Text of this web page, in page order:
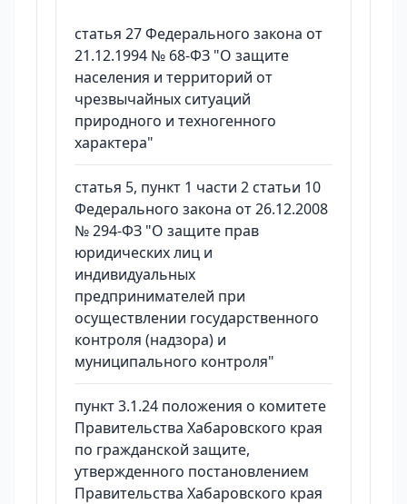
статья 27 Федерального закона от
21.12.1994 № 68-ФЗ "О защите
населения и территорий от
чрезвычайных ситуаций
природного и техногенного
характера"
статья 5, пункт 1 части 2 статьи 10
Федерального закона от 26.12.2008
№ 294-ФЗ "О защите прав
юридических лиц и
индивидуальных
предпринимателей при
осуществлении государственного
контроля (надзора) и
муниципального контроля"
пункт 3.1.24 положения о комитете
Правительства Хабаровского края
по гражданской защите,
утвержденного постановлением
Правительства Хабаровского края